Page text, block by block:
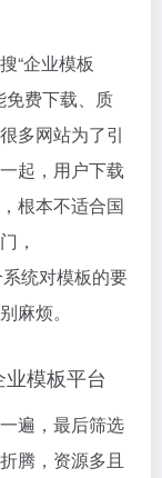
“企业模板
免费下载、质
多网站为了引
起，用户下载
根本不适合国
，
统对模板的要
麻烦。
模板平台
遍，最后筛选
腾，资源多且